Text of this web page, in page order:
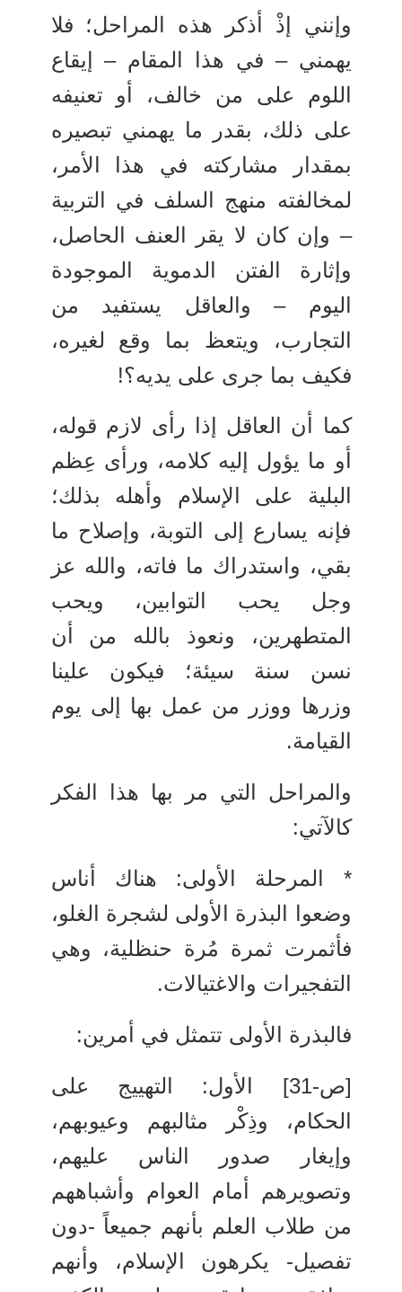
وإنني إذْ أذكر هذه المراحل؛ فلا
يهمني – في هذا المقام – إيقاع
اللوم على من خالف، أو تعنيفه
على ذلك، بقدر ما يهمني تبصيره
بمقدار مشاركته في هذا الأمر،
لمخالفته منهج السلف في التربية
– وإن كان لا يقر العنف الحاصل،
وإثارة الفتن الدموية الموجودة
اليوم – والعاقل يستفيد من
التجارب، ويتعظ بما وقع لغيره،
فكيف بما جرى على يديه؟!
كما أن العاقل إذا رأى لازم قوله،
أو ما يؤول إليه كلامه، ورأى عِظم
البلية على الإسلام وأهله بذلك؛
فإنه يسارع إلى التوبة، وإصلاح ما
بقي، واستدراك ما فاته، والله عز
وجل يحب التوابين، ويحب
المتطهرين، ونعوذ بالله من أن
نسن سنة سيئة؛ فيكون علينا
وزرها ووزر من عمل بها إلى يوم
القيامة.
والمراحل التي مر بها هذا الفكر
كالآتي:
* المرحلة الأولى: هناك أناس
وضعوا البذرة الأولى لشجرة الغلو،
فأثمرت ثمرة مُرة حنظلية، وهي
التفجيرات والاغتيالات.
فالبذرة الأولى تتمثل في أمرين:
[ص-31] الأول: التهييج على
الحكام، وذِكْر مثالبهم وعيوبهم،
وإيغار صدور الناس عليهم،
وتصويرهم أمام العوام وأشباههم
من طلاب العلم بأنهم جميعاً -دون
تفصيل- يكرهون الإسلام، وأنهم